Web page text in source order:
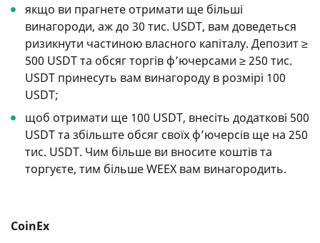
якщо ви прагнете отримати ще більші
винагороди, аж до 30 тис. USDT, вам доведеться
ризикнути частиною власного капіталу. Депозит ≥
500 USDT та обсяг торгів ф’ючерсами ≥ 250 тис.
USDT принесуть вам винагороду в розмірі 100
USDT;
щоб отримати ще 100 USDT, внесіть додаткові 500
USDT та збільште обсяг своїх ф’ючерсів ще на 250
тис. USDT. Чим більше ви вносите коштів та
торгуєте, тим більше WEEX вам винагородить.
CoinEx